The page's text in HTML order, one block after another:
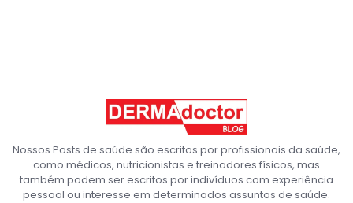
Nossos Posts de saúde são escritos por profissionais da saúde,
como médicos, nutricionistas e treinadores físicos, mas
também podem ser escritos por indivíduos com experiência
pessoal ou interesse em determinados assuntos de saúde.